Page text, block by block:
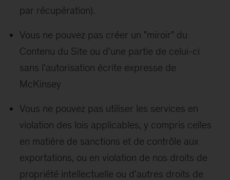
par récupération).
Vous ne pouvez pas créer un "miroir" du
Contenu du Site ou d'une partie de celui-ci
sans l'autorisation écrite expresse de
McKinsey
Vous ne pouvez pas utiliser les services en
violation des lois applicables, y compris celles
en matière de sanctions et de contrôle aux
exportations, ou en violation de nos droits de
propriété intellectuelle ou d'autres droits de